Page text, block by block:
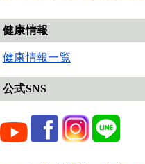
健康情報
健康情報一覧
公式SNS